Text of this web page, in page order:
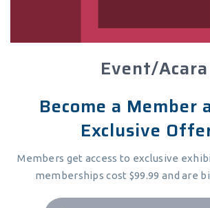
Event/Acara
Become a Member
Exclusive
Members get access to exclusive
memberships cost $99.99 and are